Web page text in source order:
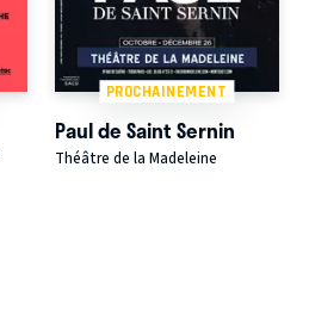
PROCHAINEMENT
Paul de Saint Sernin
Théâtre de la Madeleine